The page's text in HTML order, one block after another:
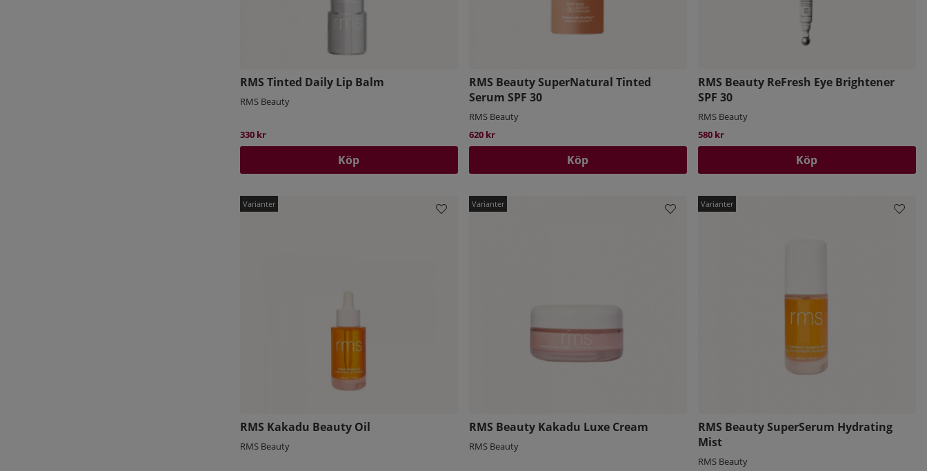
RMS Tinted Daily Lip Balm
RMS Beauty
330 kr
Köp
RMS Beauty SuperNatural Tinted
Serum SPF 30
RMS Beauty
620 kr
Köp
RMS Beauty ReFresh Eye Brightener
SPF 30
RMS Beauty
580 kr
Köp
RMS Kakadu Beauty Oil
RMS Beauty
RMS Beauty Kakadu Luxe Cream
RMS Beauty
RMS Beauty SuperSerum Hydrating
Mist
RMS Beauty